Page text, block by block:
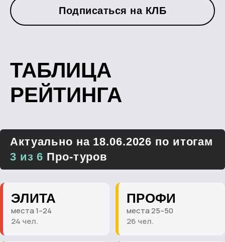
Подписаться на КЛБ
ТАБЛИЦА
РЕЙТИНГА
Актуально на 18.06.2026 по итогам
3 из 6 Про-туров
ЭЛИТА
места 1–24
24 чел.
ПРОФИ
места 25–50
26 чел.